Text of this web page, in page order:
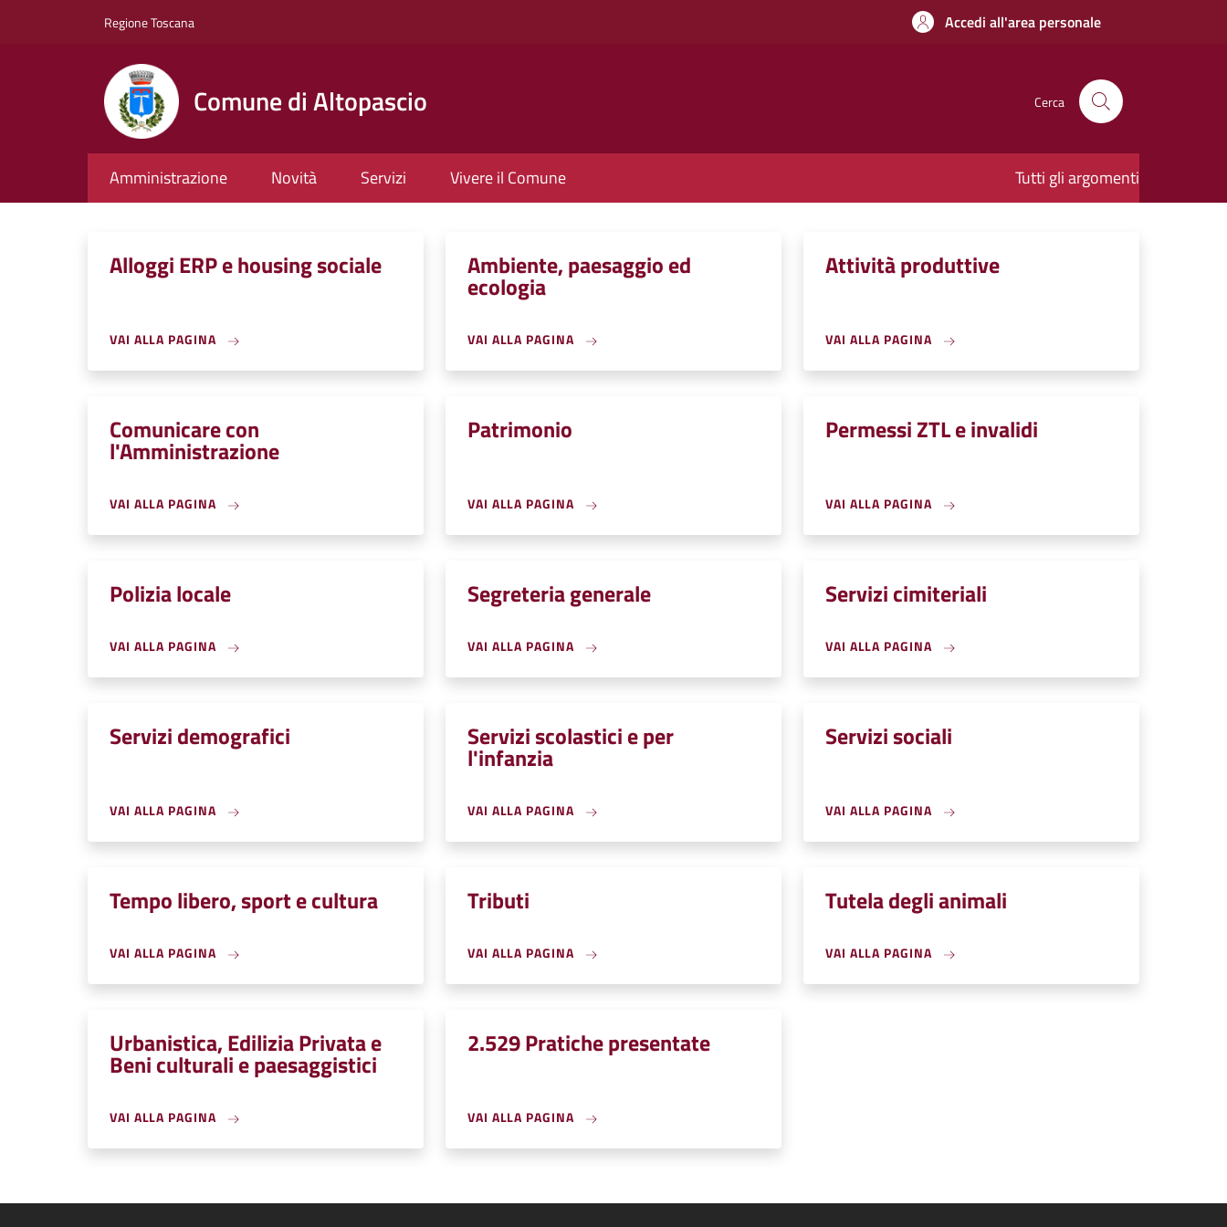
Regione Toscana Accedi all'area personale
Comune di Altopascio Cerca
Amministrazione Novità Servizi Vivere il Comune Tutti gli argomenti
Alloggi ERP e housing sociale
VAI ALLA PAGINA
Ambiente, paesaggio ed
ecologia
VAI ALLA PAGINA
Attività produttive
VAI ALLA PAGINA
Comunicare con
l'Amministrazione
VAI ALLA PAGINA
Patrimonio
VAI ALLA PAGINA
Permessi ZTL e invalidi
VAI ALLA PAGINA
Polizia locale
VAI ALLA PAGINA
Segreteria generale
VAI ALLA PAGINA
Servizi cimiteriali
VAI ALLA PAGINA
Servizi demografici
VAI ALLA PAGINA
Servizi scolastici e per
l'infanzia
VAI ALLA PAGINA
Servizi sociali
VAI ALLA PAGINA
Tempo libero, sport e cultura
VAI ALLA PAGINA
Tributi
VAI ALLA PAGINA
Tutela degli animali
VAI ALLA PAGINA
Urbanistica, Edilizia Privata e
Beni culturali e paesaggistici
VAI ALLA PAGINA
2.529 Pratiche presentate
VAI ALLA PAGINA